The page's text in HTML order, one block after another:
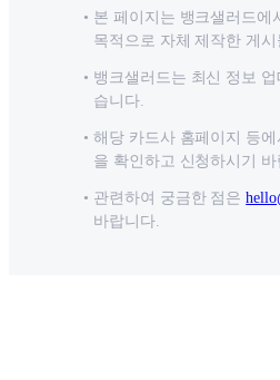
본 페이지는 뱅크샐러드에
목적으로 자체 제작한 게
뱅크샐러드는 최신 정보
습니다.
해당 카드사 홈페이지 등
을 확인하고 신청하시기 바
관련하여 궁금한 점은
바랍니다.